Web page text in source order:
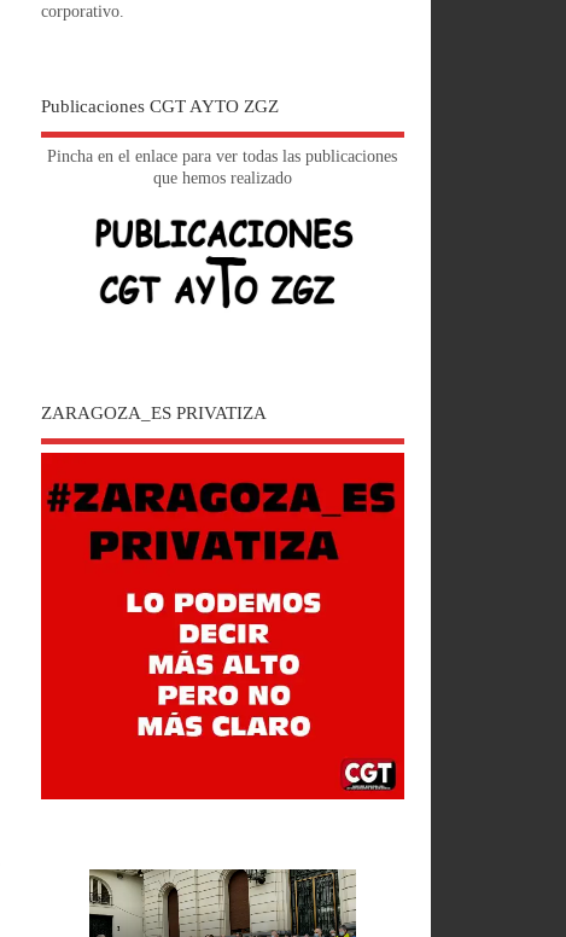
corporativo.
Publicaciones CGT AYTO ZGZ
Pincha en el enlace para ver todas las publicaciones
que hemos realizado
ZARAGOZA_ES PRIVATIZA